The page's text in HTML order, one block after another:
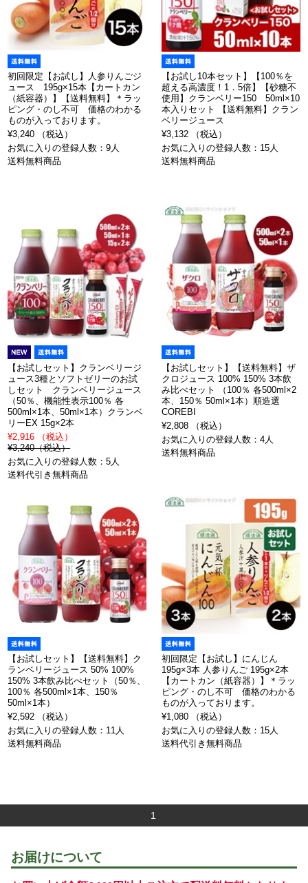
初回限定【お試し】人参りんごジ
ュース 195g×15本【カートカン
（紙容器）】【送料無料】＊ラッ
ピング・のし不可 価格のわかる
ものが入っております。
¥3,240 （税込）
お気に入りの登録人数：9人
送料無料商品
【お試し10本セット】【100％を
超える高濃度！1．5倍】【砂糖不
使用】クランベリー150 50ml×10
本入りセット 【送料無料】クラン
ベリージュース
¥3,132 （税込）
お気に入りの登録人数：15人
送料無料商品
【お試しセット】クランベリージ
ュース3種とソフトゼリーのお試
しセット クランベリージュース
（50％、機能性表示100％ 各
500ml×1本、50ml×1本）クランベ
リーEX 15g×2本
¥2,916 （税込）
¥3,240（税込）
お気に入りの登録人数：5人
送料代引き無料商品
【お試しセット】【送料無料】ザ
クロジュース 100% 150% 3本飲
み比べセット （100％ 各500ml×2
本、150％ 50ml×1本）順造選
COREBI
¥2,808 （税込）
お気に入りの登録人数：4人
送料無料商品
【お試しセット】【送料無料】ク
ランベリージュース 50% 100%
150% 3本飲み比べセット（50％、
100％ 各500ml×1本、150％
50ml×1本）
¥2,592 （税込）
お気に入りの登録人数：11人
送料無料商品
初回限定【お試し】にんじん
195g×3本 人参りんご 195g×2本
【カートカン（紙容器）】＊ラッ
ピング・のし不可 価格のわかる
ものが入っております。
¥1,080 （税込）
お気に入りの登録人数：15人
送料代引き無料商品
1